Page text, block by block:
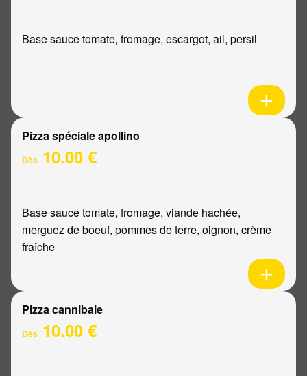
Base sauce tomate, fromage, escargot, ail, persil
Pizza spéciale apollino
Dès 10.00 €
Base sauce tomate, fromage, viande hachée,
merguez de boeuf, pommes de terre, oignon, crème
fraîche
Pizza cannibale
Dès 10.00 €